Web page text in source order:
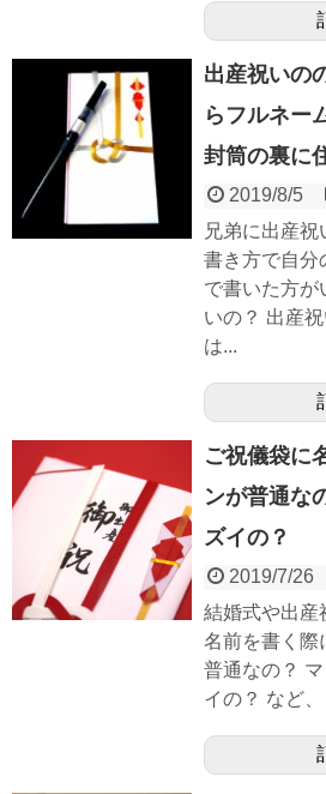
出産祝いの
らフルネー
封筒の裏に
2019/8/5
兄弟に出産
書き方で自分
で書いた方が
いの？ 出産
は...
ご祝儀袋に
ンが普通な
ズイの？
2019/7/26
結婚式や出産
名前を書く際
普通なの？
イの？ など